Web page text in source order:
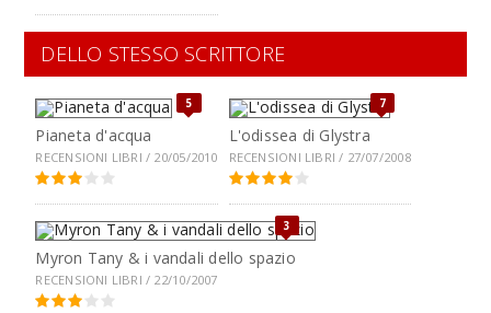
DELLO STESSO SCRITTORE
5
Pianeta d'acqua
RECENSIONI LIBRI / 20/05/2010
7
L'odissea di Glystra
RECENSIONI LIBRI / 27/07/2008
3
Myron Tany & i vandali dello spazio
RECENSIONI LIBRI / 22/10/2007